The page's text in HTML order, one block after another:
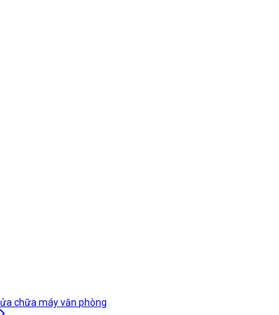
chữa máy văn phòng